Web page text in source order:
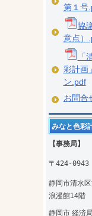
第１号
協
意点）
「
彩計画
ン.pdf
お問合
みなと色彩
【事務局】
〒424-0943
静岡市清水
浪漫館14階
静岡市 経済